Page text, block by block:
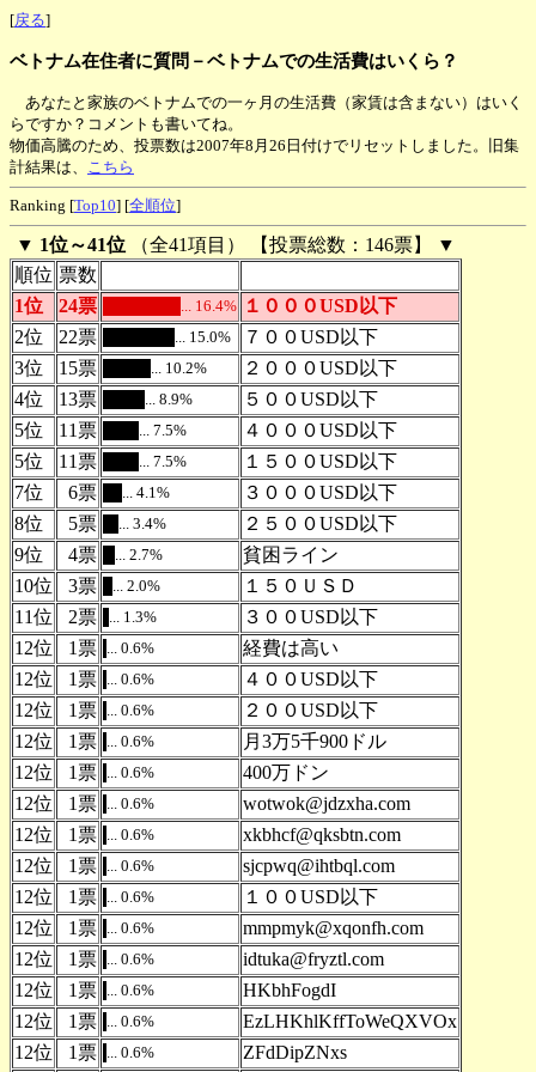
[戻る]
ベトナム在住者に質問－ベトナムでの生活費はいくら？
あなたと家族のベトナムでの一ヶ月の生活費（家賃は含まない）はいく
らですか？コメントも書いてね。
物価高騰のため、投票数は2007年8月26日付けでリセットしました。旧集
計結果は、 こちら
Ranking [Top10] [全順位]
▼ 1位～41位 （全41項目） 【投票総数：146票】 ▼
順位 票数
1位
24票 ... 16.4% １０００USD以下
2位
22票 ... 15.0%
７００USD以下
3位
15票 ... 10.2%
２０００USD以下
4位
13票 ... 8.9%
５００USD以下
5位
11票 ... 7.5%
４０００USD以下
5位
11票 ... 7.5%
１５００USD以下
7位
6票 ... 4.1%
３０００USD以下
8位
5票 ... 3.4%
２５００USD以下
9位
4票 ... 2.7%
貧困ライン
10位
3票 ... 2.0%
１５０ＵＳＤ
11位
2票 ... 1.3%
３００USD以下
12位
1票 ... 0.6%
経費は高い
12位
1票 ... 0.6%
４００USD以下
12位
1票 ... 0.6%
２００USD以下
12位
1票 ... 0.6%
月3万5千900ドル
12位
1票 ... 0.6%
400万ドン
12位
1票 ... 0.6%
wotwok@jdzxha.com
12位
1票 ... 0.6%
xkbhcf@qksbtn.com
12位
1票 ... 0.6%
sjcpwq@ihtbql.com
12位
1票 ... 0.6%
１００USD以下
12位
1票 ... 0.6%
mmpmyk@xqonfh.com
12位
1票 ... 0.6%
idtuka@fryztl.com
12位
1票 ... 0.6%
HKbhFogdI
12位
1票 ... 0.6%
EzLHKhlKffToWeQXVOx
12位
1票 ... 0.6%
ZFdDipZNxs